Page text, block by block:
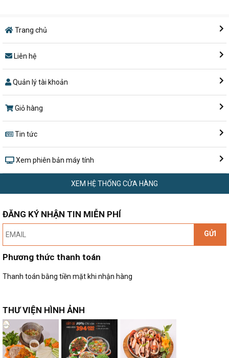
Trang chủ
Liên hệ
Quản lý tài khoản
Giỏ hàng
Tin tức
Xem phiên bản máy tính
XEM HỆ THỐNG CỬA HÀNG
ĐĂNG KÝ NHẬN TIN MIỄN PHÍ
GỬI
Phương thức thanh toán
Thanh toán bằng tiền mặt khi nhận hàng
THƯ VIỆN HÌNH ẢNH